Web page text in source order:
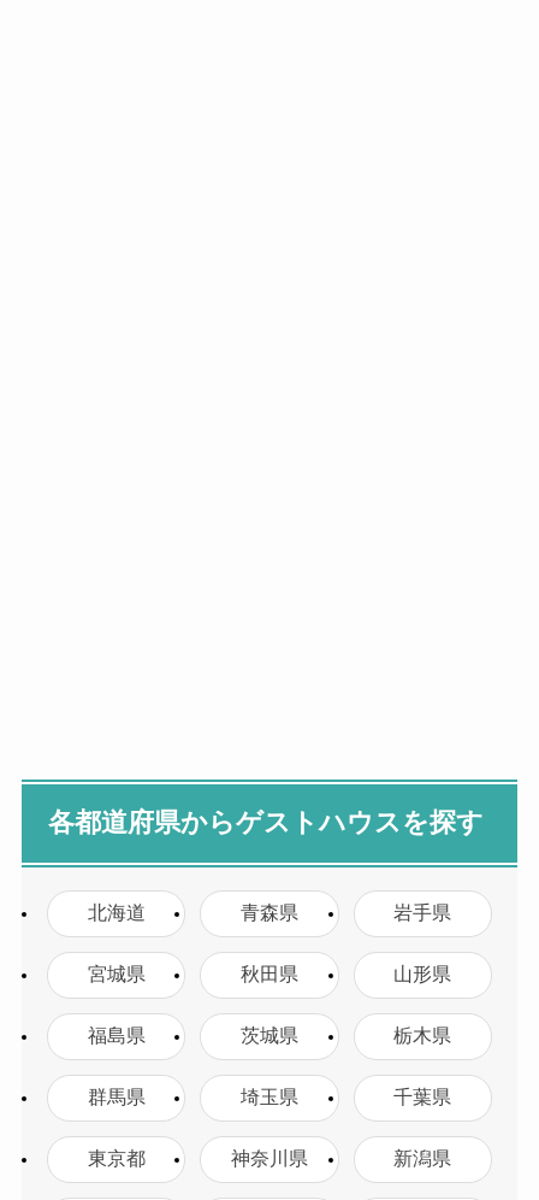
各都道府県からゲストハウスを探す
北海道 青森県 岩手県
宮城県 秋田県 山形県
福島県 茨城県 栃木県
群馬県 埼玉県 千葉県
東京都 神奈川県 新潟県